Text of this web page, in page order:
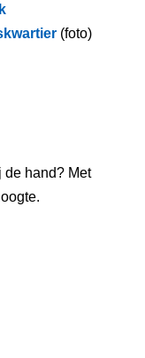
(foto)
de hand? Met